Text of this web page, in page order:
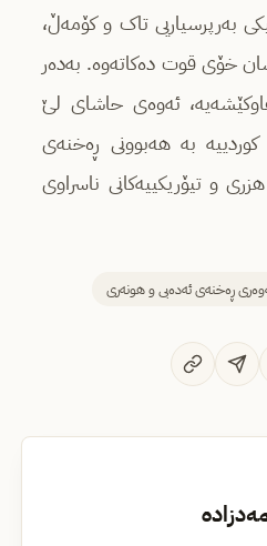
بەرپرسیاریی تاک و کۆمەڵ،
خۆی قوت دەکاتەوە. بەدەر
ئەوەی حاشای لێ
بە هەبوونی ڕەخنەی
و تیۆریکییەکانی ناسراوی
ڕەخنەی ئەدەبی و هونەری